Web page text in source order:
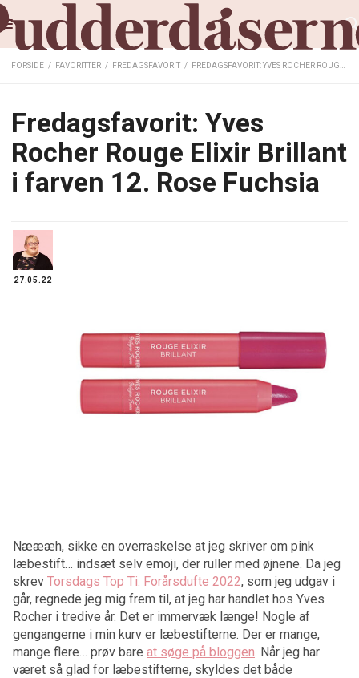
FORSIDE / FAVORITTER / FREDAGSFAVORIT / FREDAGSFAVORIT: YVES ROCHER ROUGE ELIXIR BRILLANT I FARVEN 12. ROSE FUCHSIA
Fredagsfavorit: Yves
Rocher Rouge Elixir Brillant
i farven 12. Rose Fuchsia
27.05.22
Næææh, sikke en overraskelse at jeg skriver om pink
læbestift… indsæt selv emoji, der ruller med øjnene. Da jeg
skrev Torsdags Top Ti: Forårsdufte 2022, som jeg udgav i
går, regnede jeg mig frem til, at jeg har handlet hos Yves
Rocher i tredive år. Det er immervæk længe! Nogle af
gengangerne i min kurv er læbestifterne. Der er mange,
mange flere… prøv bare at søge på bloggen. Når jeg har
været så glad for læbestifterne, skyldes det både